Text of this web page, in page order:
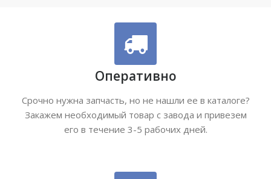
Оперативно
Срочно нужна запчасть, но не нашли ее в каталоге?
Закажем необходимый товар с завода и привезем
его в течение 3-5 рабочих дней.